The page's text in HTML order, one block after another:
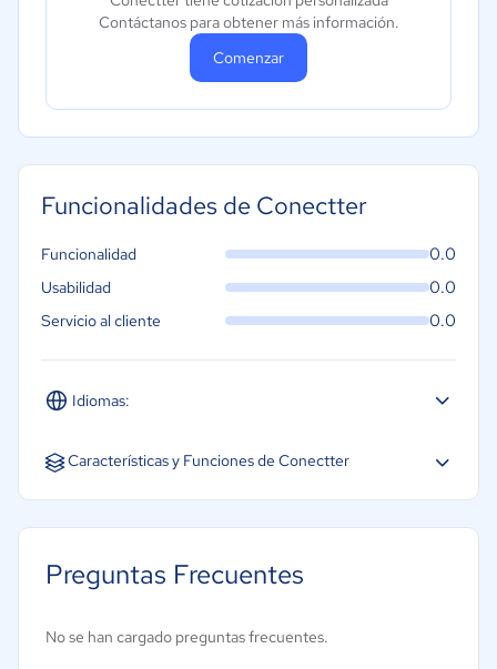
Contáctanos para obtener más información.
Comenzar
Funcionalidades de Conectter
Idiomas:
Español Inglés
Funcionalidad 0.0
Usabilidad 0.0
Servicio al cliente 0.0
Características y Funciones de Conectter
Gestión de recursos
Preguntas Frecuentes
No se han cargado preguntas frecuentes.